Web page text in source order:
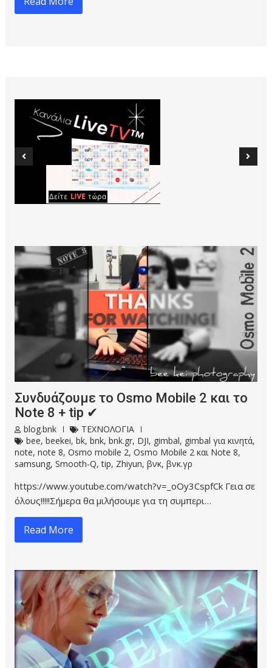
Συνδυάζουμε το Osmo Mobile 2 και το
Note 8 + tip ✔
blog.bnk
ΤΕΧΝΟΛΟΓΙΑ
bee,beekei,bk,bnk,bnk.gr, DJI, gimbal, gimbal για κινητά,
note,note 8,Osmo mobile 2,Osmo Mobile 2 και Note 8,
samsung,Smooth-Q,tip, Zhiyun,βνκ,βνκ.γρ
https://www.youtube.com/watch?v=_oOy3CspfCk Γεια σε
όλους!!!!!Σήμερα θα μιλήσουμε για τη συμπερι…
Read More